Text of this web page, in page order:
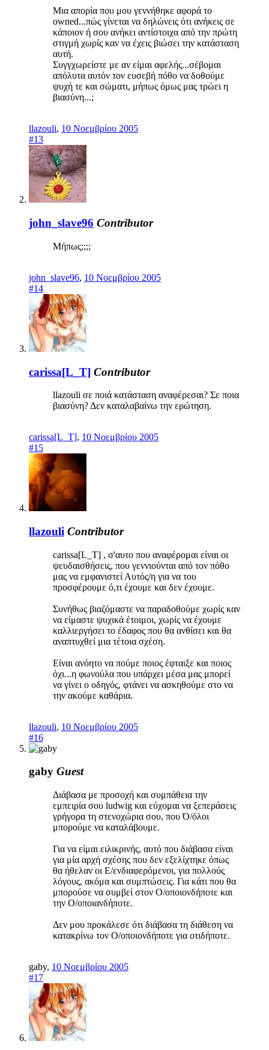
Μια απορία που μου γεννήθηκε αφορά το
owned...πώς γίνεται να δηλώνεις ότι ανήκεις σε
κάποιον ή σου ανήκει αντίστοιχα από την πρώτη
στιγμή χωρίς καν να έχεις βιώσει την κατάσταση
αυτή.
Συγγχωρείστε με αν είμαι αφελής...σέβομαι
απόλυτα αυτόν τον ευσεβή πόθο να δοθούμε
ψυχή τε και σώματι, μήπως όμως μας τρώει η
βιασύνη...;
llazouli, 10 Νοεμβρίου 2005
#13
john_slave96 Contributor
Μήπως;;;;
john_slave96, 10 Νοεμβρίου 2005
#14
carissa[L_T] Contributor
llazouli σε ποιά κατάσταση αναφέρεσαι? Σε ποια
βιασύνη? Δεν καταλαβαίνω την ερώτηση.
carissa[L_T], 10 Νοεμβρίου 2005
#15
llazouli Contributor
carissa[L_T] , σ'αυτο που αναφέρομαι είναι οι
ψευδαισθήσεις, που γεννιούνται από τον πόθο
μας να εμφανιστεί Αυτός/η για να του
προσφέρουμε ό,τι έχουμε και δεν έχουμε.
Συνήθως βιαζόμαστε να παραδοθούμε χωρίς καν
να είμαστε ψυχικά έτοιμοι, χωρίς να έχουμε
καλλιεργήσει το έδαφος που θα ανθίσει και θα
αναπτυχθεί μια τέτοια σχέση.
Είναι ανόητο να πούμε ποιος έφταιξε και ποιος
όχι...η φωνούλα που υπάρχει μέσα μας μπορεί
να γίνει ο οδηγός, φτάνει να ασκηθούμε στο να
την ακούμε καθάρια.
llazouli, 10 Νοεμβρίου 2005
#16
gaby Guest
Διάβασα με προσοχή και συμπάθεια την
εμπειρία σου ludwig και εύχομαι να ξεπεράσεις
γρήγορα τη στενοχώρια σου, που Ό/όλοι
μπορούμε να καταλάβουμε.
Για να είμαι ειλικρινής, αυτό που διάβασα είναι
για μία αρχή σχέσης που δεν εξελίχτηκε όπως
θα ήθελαν οι Ε/ενδιαφερόμενοι, για πολλούς
λόγους, ακόμα και συμπτώσεις. Για κάτι που θα
μπορούσε να συμβεί στον Ο/οποιονδήποτε και
την Ο/οποιανδήποτε.
Δεν μου προκάλεσε ότι διάβασα τη διάθεση να
κατακρίνω τον Ο/οποιονδήποτε για οτιδήποτε.
gaby, 10 Νοεμβρίου 2005
#17